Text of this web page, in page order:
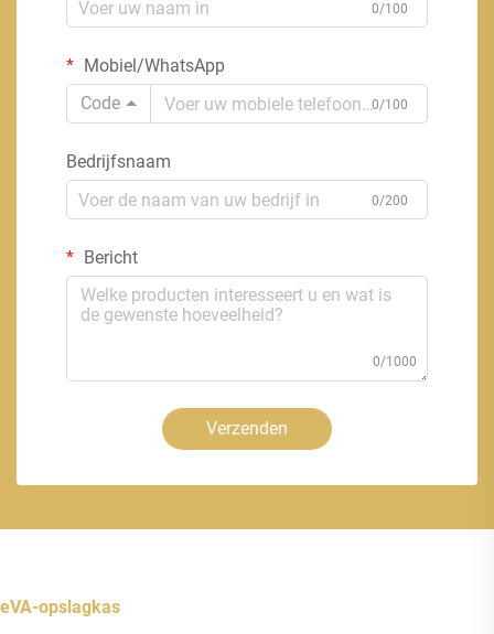
0/100
Mobiel/WhatsApp
Code
0/100
Bedrijfsnaam
0/200
Bericht
0/1000
Verzenden
eVA-opslagkas